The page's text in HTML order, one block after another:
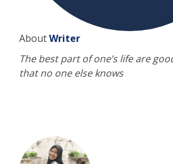
AboutWriter
The best part of one’s life are
that no one else knows